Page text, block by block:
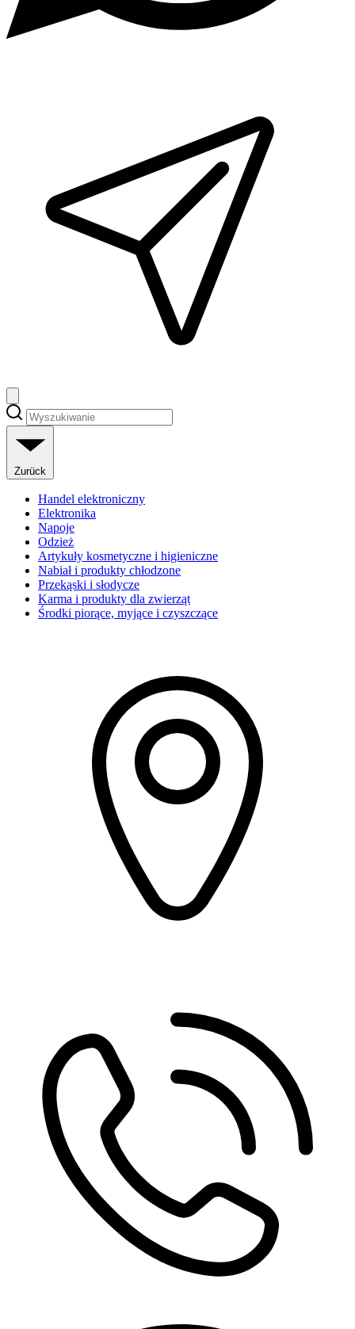
Zurück
Handel elektroniczny
Elektronika
Napoje
Odzież
Artykuły kosmetyczne i higieniczne
Nabiał i produkty chłodzone
Przekąski i słodycze
Karma i produkty dla zwierząt
Środki piorące, myjące i czyszczące